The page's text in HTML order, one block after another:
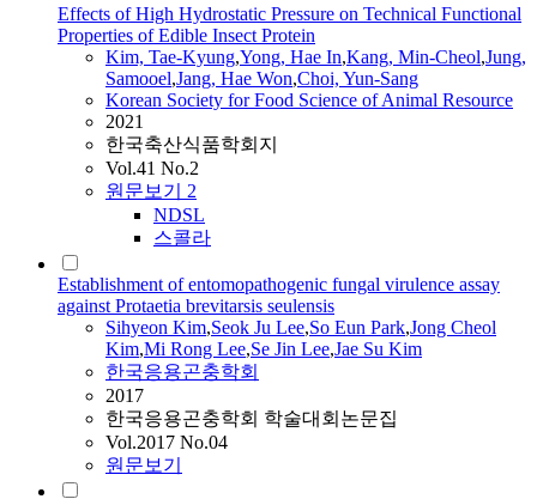
Effects of High Hydrostatic Pressure on Technical Functional
Properties of Edible Insect Protein
Kim, Tae-Kyung,Yong, Hae In,Kang, Min-Cheol,Jung,
Samooel,Jang, Hae Won,Choi, Yun-Sang
Korean Society for Food Science of Animal Resource
2021
한국축산식품학회지
Vol.41 No.2
원문보기 2
NDSL
스콜라
Establishment of entomopathogenic fungal virulence assay
against Protaetia brevitarsis seulensis
Sihyeon Kim,Seok Ju Lee,So Eun Park,Jong Cheol
Kim,Mi Rong Lee,Se Jin Lee,Jae Su Kim
한국응용곤충학회
2017
한국응용곤충학회 학술대회논문집
Vol.2017 No.04
원문보기